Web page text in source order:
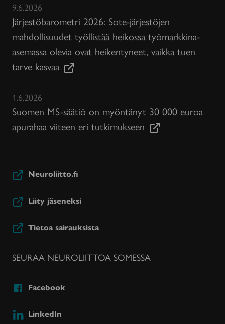
9.6.2026
Järjestöbarometri 2026: Sote-järjestöjen
mahdollisuudet työllistää heikossa työmarkkina-
asemassa olevia ovat heikentyneet, vaikka tuen
tarve kasvaa
1.6.2026
Suomen MS-säätiö on myöntänyt 30 000 euroa
apurahaa viiteen eri tutkimukseen
Neuroliitto.fi
Liity jäseneksi
Tietoa sairauksista
SEURAA NEUROLIITTOA SOMESSA
Facebook
LinkedIn